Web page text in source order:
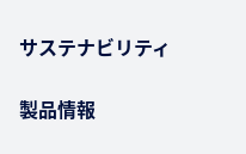
サステナビリティ
製品情報